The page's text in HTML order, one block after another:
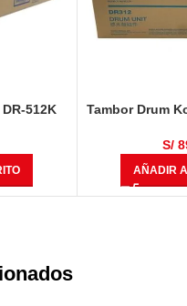
512K
Tambor Drum
227, 7528
S/
AÑADIR